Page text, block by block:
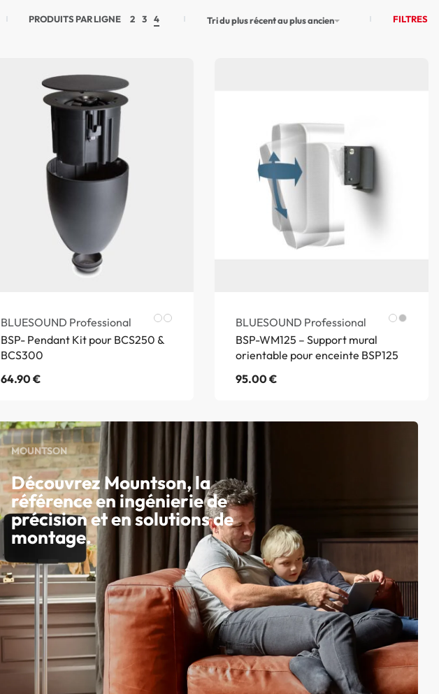
PRODUITS PAR LIGNE 2 3 4 Tri du plus récent au plus ancien FILTRES
Blanc
mat
Noir
BLUESOUND Professional
BSP- Pendant Kit pour BCS250 &
BCS300
64.90€
BLUESOUND Professional
BSP-WM125 – Support mural
orientable pour enceinte BSP125
95.00€
MOUNTSON
Découvrez Mountson, la
référence en ingénierie de
précision et en solutions de
montage.